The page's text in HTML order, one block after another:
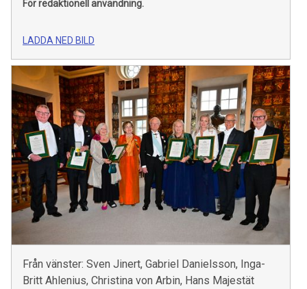
För redaktionell användning.
LADDA NED BILD
Från vänster: Sven Jinert, Gabriel Danielsson, Inga-
Britt Ahlenius, Christina von Arbin, Hans Majestät